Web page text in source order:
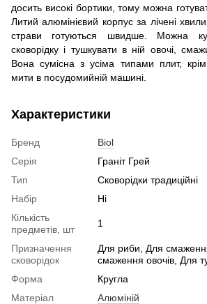
досить високі бортики, тому можна
Литий алюмінієвий корпус за лічені
страви готуються швидше. Можна
сковорідку і тушкувати в ній овочі,
Вона сумісна з усіма типами плит,
мити в посудомийній машині.
Характеристики
Бренд
Biol
Серія
Граніт Грей
Тип
Сковорідки традиційні
Набір
Ні
Кількість
предметів, шт
1
Призначення
сковорідок
Для риби, Для
смаження овочів, Для
Форма
Кругла
Матеріал
Алюміній